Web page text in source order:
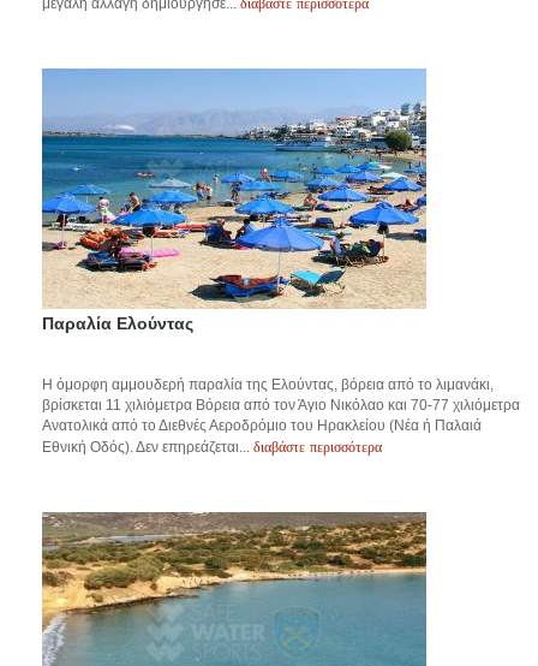
Παραλία Ελούντας
Η όμορφη αμμουδερή παραλία της Ελούντας, βόρεια από το λιμανάκι,
βρίσκεται 11 χιλιόμετρα Βόρεια από τον Άγιο Νικόλαο και 70-77 χιλιόμετρα
Ανατολικά από το Διεθνές Αεροδρόμιο του Ηρακλείου (Νέα ή Παλαιά
Εθνική Οδός). Δεν επηρεάζεται... διαβάστε περισσότερα